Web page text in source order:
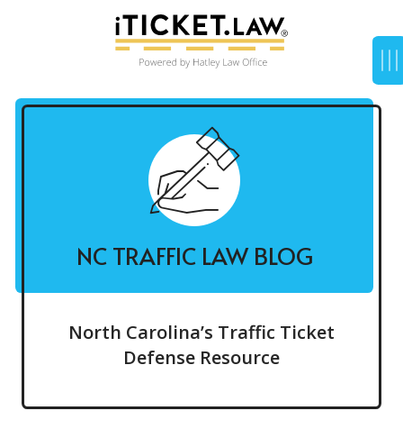
NC TRAFFIC LAW BLOG
North Carolina’s Traffic Ticket
Defense Resource